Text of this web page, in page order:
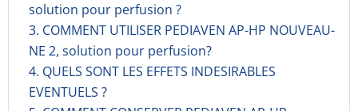
solution pour perfusion ?
3. COMMENT UTILISER PEDIAVEN AP-HP NOUVEAU-
NE 2, solution pour perfusion?
4. QUELS SONT LES EFFETS INDESIRABLES
EVENTUELS ?